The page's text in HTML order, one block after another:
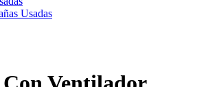
Usadas